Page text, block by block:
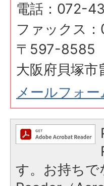
電話：072-
ファックス
〒597-8585
大阪府貝塚
メールフォ
す。お持ち